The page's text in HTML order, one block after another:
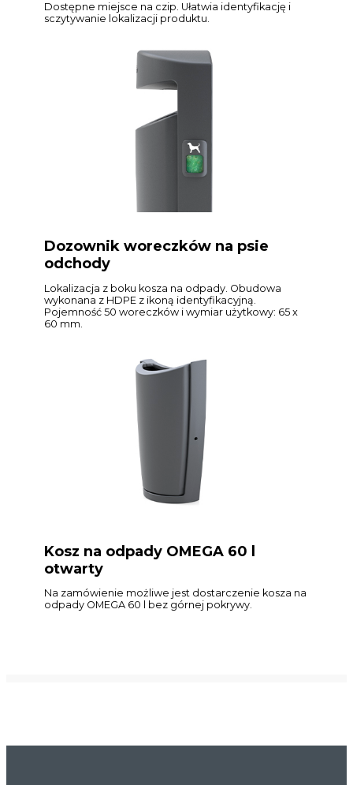
Dostępne miejsce na czip. Ułatwia identyfikację i
sczytywanie lokalizacji produktu.
Dozownik woreczków na psie
odchody
Lokalizacja z boku kosza na odpady. Obudowa
wykonana z HDPE z ikoną identyfikacyjną.
Pojemność 50 woreczków i wymiar użytkowy: 65 x
60 mm.
Kosz na odpady OMEGA 60 l
otwarty
Na zamówienie możliwe jest dostarczenie kosza na
odpady OMEGA 60 l bez górnej pokrywy.